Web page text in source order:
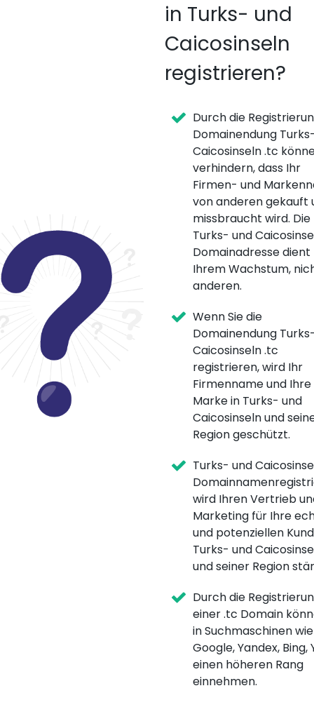
in Turks- und
Caicosinseln
registrieren?
Durch die
Domainendung
Caicosinseln .tc
verhindern, dass Ihr
Firmen- und
von anderen gekauft
missbraucht wird. Die
Turks- und
Domainadresse dient
Ihrem Wachstum,
anderen.
Wenn Sie die
Domainendung
Caicosinseln .tc
registrieren, wird Ihr
Firmenname und Ihre
Marke in Turks- und
Caicosinseln und
Region geschützt.
Turks- und
wird Ihren Vertrieb
Marketing für Ihre
und potenziellen
Turks- und
und seiner Region
Durch die
einer .tc Domain
in Suchmaschinen wie
Google, Yandex, Bing,
einen höheren Rang
einnehmen.